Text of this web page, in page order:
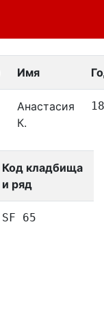
Имя
Анастасия
К.
Код кладбища
и ряд
SF 65